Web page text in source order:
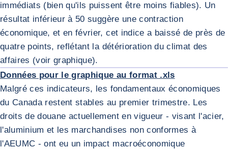
immédiats (bien qu'ils puissent être moins fiables). Un
résultat inférieur à 50 suggère une contraction
économique, et en février, cet indice a baissé de près de
quatre points, reflétant la détérioration du climat des
affaires (voir graphique).
Données pour le graphique au format .xls
Malgré ces indicateurs, les fondamentaux économiques
du Canada restent stables au premier trimestre. Les
droits de douane actuellement en vigueur - visant l'acier,
l'aluminium et les marchandises non conformes à
l'AEUMC - ont eu un impact macroéconomique